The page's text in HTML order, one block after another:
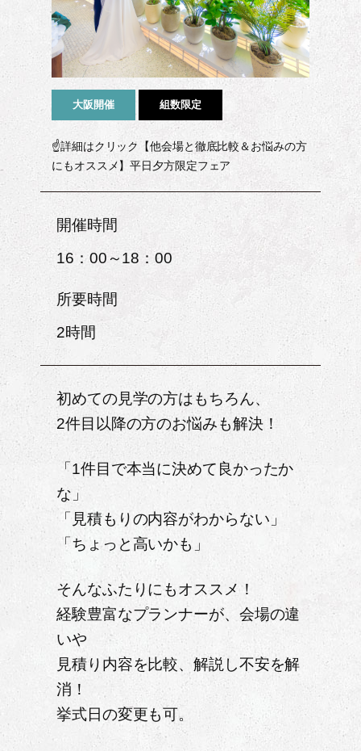
大阪開催 組数限定
☝詳細はクリック【他会場と徹底比較＆お悩みの方
にもオススメ】平日夕方限定フェア
開催時間
16：00～18：00
所要時間
2時間
初めての見学の方はもちろん、
2件目以降の方のお悩みも解決！
「1件目で本当に決めて良かったか
な」
「見積もりの内容がわからない」
「ちょっと高いかも」
そんなふたりにもオススメ！
経験豊富なプランナーが、会場の違
いや
見積り内容を比較、解説し不安を解
消！
挙式日の変更も可。